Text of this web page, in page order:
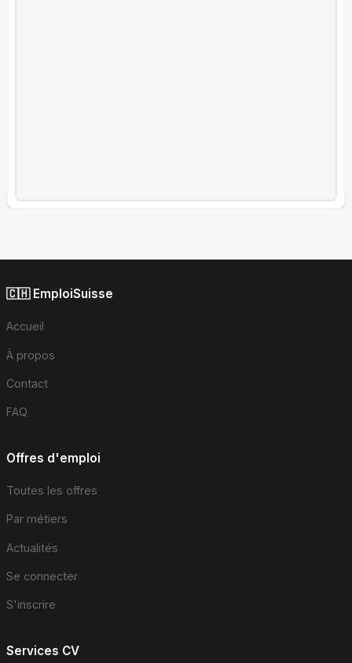
🇨🇭 EmploiSuisse
Accueil
À propos
Contact
FAQ
Offres d'emploi
Toutes les offres
Par métiers
Actualités
Se connecter
S'inscrire
Services CV